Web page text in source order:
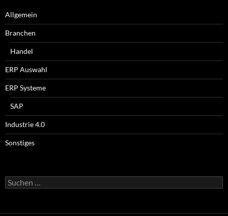
Allgemein
Branchen
Handel
ERP Auswahl
ERP Systeme
SAP
Industrie 4.0
Sonstiges
Suchen
nach: